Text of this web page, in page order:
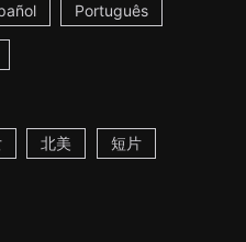
Português
北美 短片